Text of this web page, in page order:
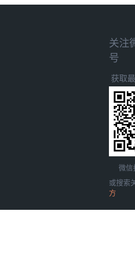
关注
号
获取
微信
或搜索
方